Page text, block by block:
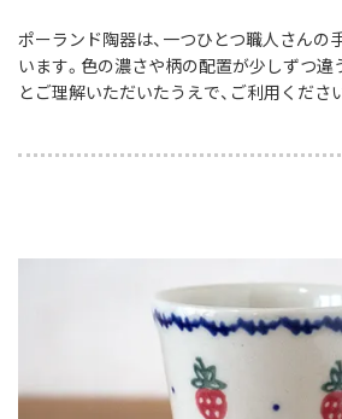
ポーランド陶器は、一つひとつ職人さんの
います。色の濃さや柄の配置が少しずつ違
とご理解いただいたうえで、ご利用くださ